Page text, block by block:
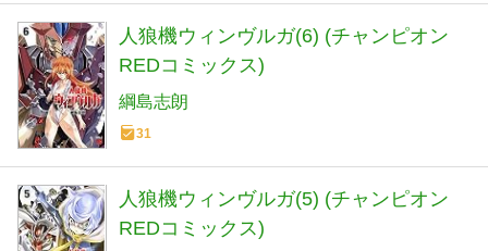
人狼機ウィンヴルガ(6) (チャンピオン
REDコミックス)
綱島志朗
31
人狼機ウィンヴルガ(5) (チャンピオン
REDコミックス)